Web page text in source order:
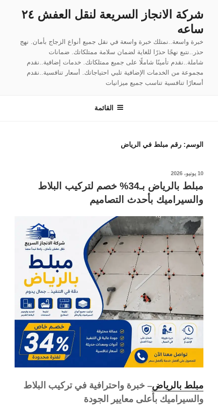
المحتوى
شركة الانجاز السريعة لنقل العفش ٢٤
ساعه
خبرة واسعة..نمتلك خبرة واسعة في نقل جميع أنواع الزجاج بأمان. نهج
حذر..نتبع نهجًا حذرًا للغاية لضمان سلامة ممتلكاتك. ضمانات
شاملة..نقدم تأمينًا شاملًا على جميع ممتلكاتك. خدمات إضافية..نقدم
مجموعة من الخدمات الإضافية تلبي احتياجاتك. أسعار تنافسية..نقدم
أسعارًا تنافسية تناسب جميع ميزانيات
القائمة
الوسم: رقم مبلط في الرياض
نُشر
10 يونيو، 2026
مبلط بالرياض بـ34% خصم لتركيب البلاط
والسيراميك بأحدث التصاميم
مبلط بالرياض– خبرة واحترافية في تركيب البلاط
والسيراميك بأعلى معايير الجودة